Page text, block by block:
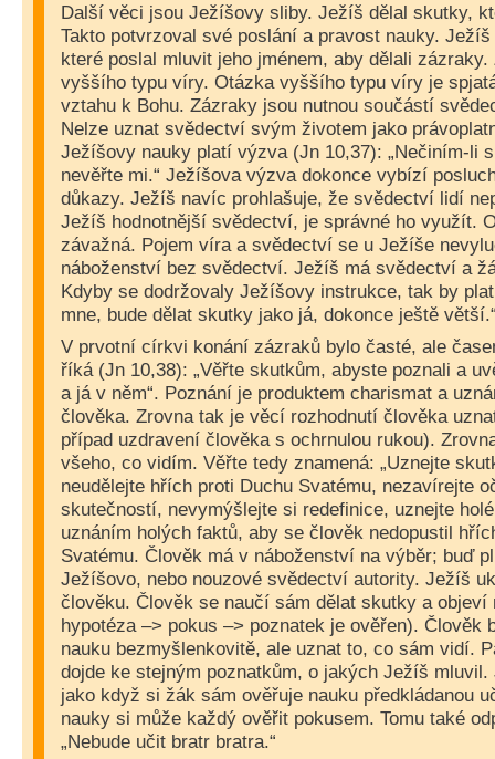
Další věci jsou Ježíšovy sliby. Ježíš dělal skutky,
Takto potvrzoval své poslání a pravost nauky.
které poslal mluvit jeho jménem, aby dělali
vyššího typu víry. Otázka vyššího typu víry je
vztahu k Bohu. Zázraky jsou nutnou součástí
Nelze uznat svědectví svým životem jako
Ježíšovy nauky platí výzva (Jn 10,37): „Nečiním-li
nevěřte mi.“ Ježíšova výzva dokonce vybízí
důkazy. Ježíš navíc prohlašuje, že svědectví lidí
Ježíš hodnotnější svědectví, je správné ho využít.
závažná. Pojem víra a svědectví se u Ježíše
náboženství bez svědectví. Ježíš má svědectví a
Kdyby se dodržovaly Ježíšovy instrukce, tak by
mne, bude dělat skutky jako já, dokonce ještě
V prvotní církvi konání zázraků bylo časté, ale
říká (Jn 10,38): „Věřte skutkům, abyste poznali a
a já v něm“. Poznání je produktem charismat a
člověka. Zrovna tak je věcí rozhodnutí člověka
případ uzdravení člověka s ochrnulou rukou).
všeho, co vidím. Věřte tedy znamená: „Uznejte
neudělejte hřích proti Duchu Svatému, nezavírejte
skutečností, nevymýšlejte si redefinice, uznejte
uznáním holých faktů, aby se člověk nedopustil
Svatému. Člověk má v náboženství na výběr; buď
Ježíšovo, nebo nouzové svědectví autority. Ježíš
člověku. Člověk se naučí sám dělat skutky a objeví
hypotéza –> pokus –> poznatek je ověřen). Člověk
nauku bezmyšlenkovitě, ale uznat to, co sám vidí.
dojde ke stejným poznatkům, o jakých Ježíš mluvil.
jako když si žák sám ověřuje nauku předkládanou
nauky si může každý ověřit pokusem. Tomu také
„Nebude učit bratr bratra.“